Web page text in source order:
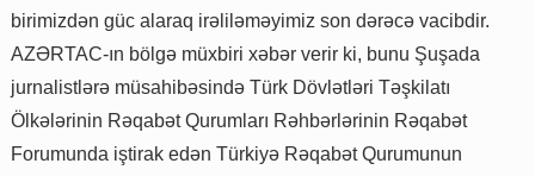
birimizdən güc alaraq irəliləməyimiz son dərəcə vacibdir.
AZƏRTAC-ın bölgə müxbiri xəbər verir ki, bunu Şuşada
jurnalistlərə müsahibəsində Türk Dövlətləri Təşkilatı
Ölkələrinin Rəqabət Qurumları Rəhbərlərinin Rəqabət
Forumunda iştirak edən Türkiyə Rəqabət Qurumunun